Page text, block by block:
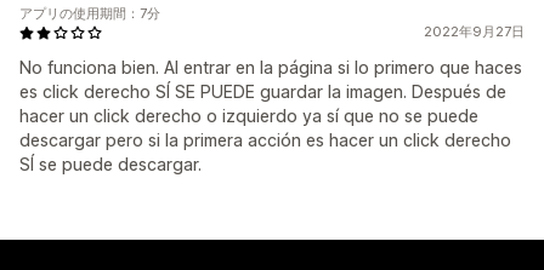
2022年9月27日
No funciona bien. Al entrar en la página si lo primero que haces
es click derecho SÍ SE PUEDE guardar la imagen. Después de
hacer un click derecho o izquierdo ya sí que no se puede
descargar pero si la primera acción es hacer un click derecho
SÍ se puede descargar.
アプリの使用期間：7分